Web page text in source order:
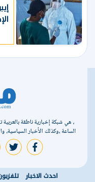
، هي شبكة إخبارية ناطقة
الساعة ،وكذلك الأخبار السياسية،
facebook
احدث الاخبار